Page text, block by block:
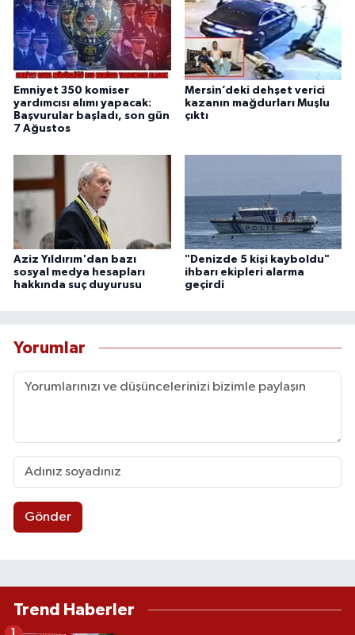
Emniyet 350 komiser
yardımcısı alımı yapacak:
Başvurular başladı, son gün
7 Ağustos
Mersin’deki dehşet verici
kazanın mağdurları Muşlu
çıktı
Aziz Yıldırım'dan bazı
sosyal medya hesapları
hakkında suç duyurusu
"Denizde 5 kişi kayboldu"
ihbarı ekipleri alarma
geçirdi
Yorumlar
Gönder
Trend Haberler